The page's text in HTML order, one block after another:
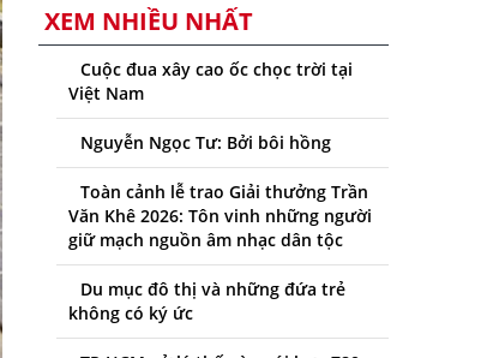
XEM NHIỀU NHẤT
Cuộc đua xây cao ốc chọc trời tại
Việt Nam
Nguyễn Ngọc Tư: Bởi bôi hồng
Toàn cảnh lễ trao Giải thưởng Trần
Văn Khê 2026: Tôn vinh những người
giữ mạch nguồn âm nhạc dân tộc
Du mục đô thị và những đứa trẻ
không có ký ức